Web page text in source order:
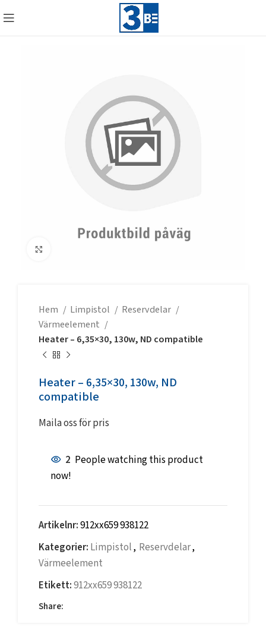
Hem Limpistol
Reservdelar
Värmeelement
Heater – 6,35×30, 130w, ND compatible
Heater – 6,35×30, 130w, ND
compatible
Maila oss för pris
2 People watching this product
now!
Artikelnr:912xx659 938122
Kategorier: Limpistol, Reservdelar,
Värmeelement
Etikett:912xx659 938122
Share: